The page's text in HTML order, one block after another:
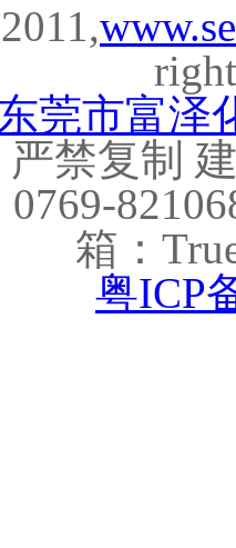
莞市富泽
禁复制
箱：
粤ICP